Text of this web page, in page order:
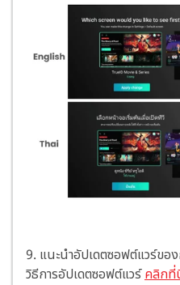
9. แนะนำอัปเดตซอฟต์แวร์ขอ
วิธีการอัปเดตซอฟต์แวร์คลิก